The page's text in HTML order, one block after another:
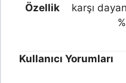
Özellik
karşı
Kullanıcı Yorumları